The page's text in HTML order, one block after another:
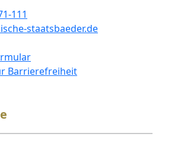
111
staatsbaeder.de
Barrierefreiheit